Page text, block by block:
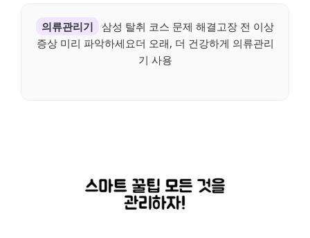
의류관리기
삼성 탈취 코스 문제 해결고장 전 이상
증상 미리 파악하세요더 오래, 더 건강하게 의류관리
기 사용